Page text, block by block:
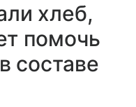
хлеб,
помочь
составе